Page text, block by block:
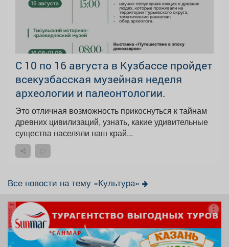
С 10 по 16 августа в Кузбассе пройдет
всекузбасская музейная неделя
археологии и палеонтологии.
Это отличная возможность прикоснуться к тайнам
древних цивилизаций, узнать, какие удивительные
существа населяли наш край...
Все новости на тему «Культура»
реклама